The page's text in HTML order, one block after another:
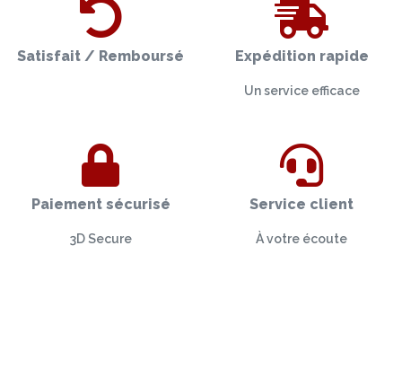
Satisfait / Remboursé Expédition rapide
Un service efficace
Paiement sécurisé
3D Secure
Service client
À votre écoute